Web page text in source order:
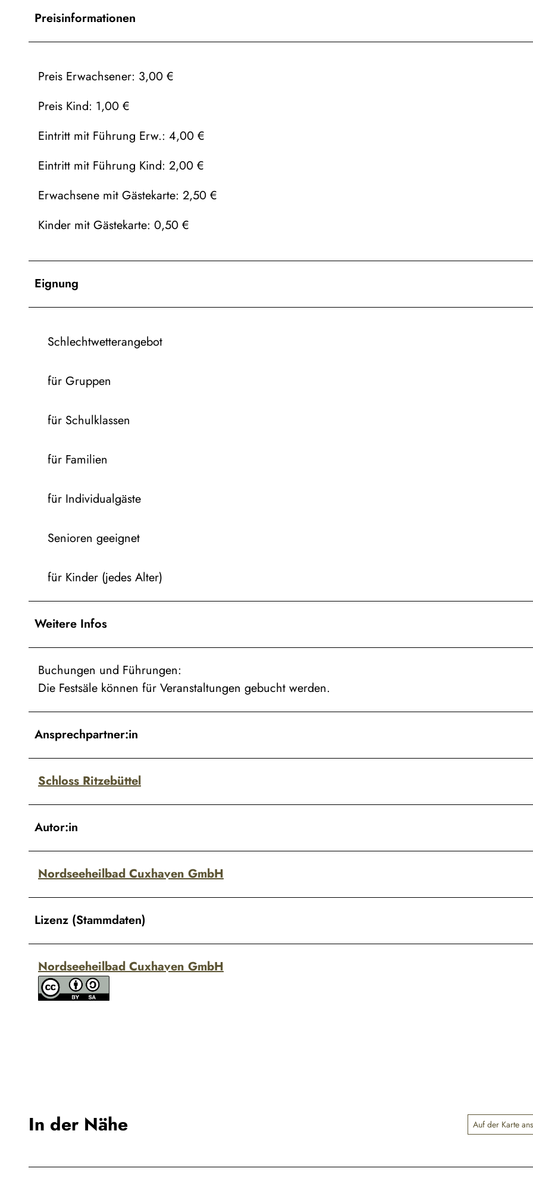
Preisinformationen
Preis Erwachsener: 3,00 €
Preis Kind: 1,00 €
Eintritt mit Führung Erw.: 4,00 €
Eintritt mit Führung Kind: 2,00 €
Erwachsene mit Gästekarte: 2,50 €
Kinder mit Gästekarte: 0,50 €
Eignung
Schlechtwetterangebot
für Gruppen
für Schulklassen
für Familien
für Individualgäste
Senioren geeignet
für Kinder (jedes Alter)
Weitere Infos
Buchungen und Führungen:
Die Festsäle können für Veranstaltungen gebucht werden.
Ansprechpartner:in
Schloss Ritzebüttel
Autor:in
Nordseeheilbad Cuxhaven GmbH
Lizenz (Stammdaten)
Nordseeheilbad Cuxhaven GmbH
In der Nähe Auf der Karte